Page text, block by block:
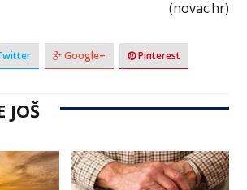
(novac.hr)
Google+ Pinterest
JOŠ